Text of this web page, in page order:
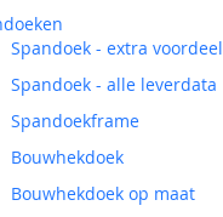
Spandoek - extra voordeel
Spandoek - alle leverdata
Spandoekframe
Bouwhekdoek
Bouwhekdoek op maat